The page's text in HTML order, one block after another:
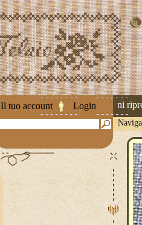
Il tuo account Login
Attenzione ! Le spedizioni